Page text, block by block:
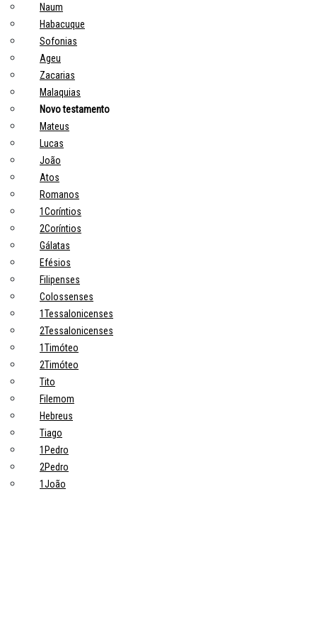
Naum
Habacuque
Sofonias
Ageu
Zacarias
Malaquias
Novo testamento
Mateus
Lucas
João
Atos
Romanos
1Coríntios
2Coríntios
Gálatas
Efésios
Filipenses
Colossenses
1Tessalonicenses
2Tessalonicenses
1Timóteo
2Timóteo
Tito
Filemom
Hebreus
Tiago
1Pedro
2Pedro
1João